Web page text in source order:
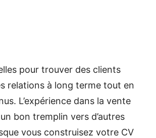
pour trouver des clients
relations à long terme tout en
L’expérience dans la vente
bon tremplin vers d’autres
vous construisez votre CV